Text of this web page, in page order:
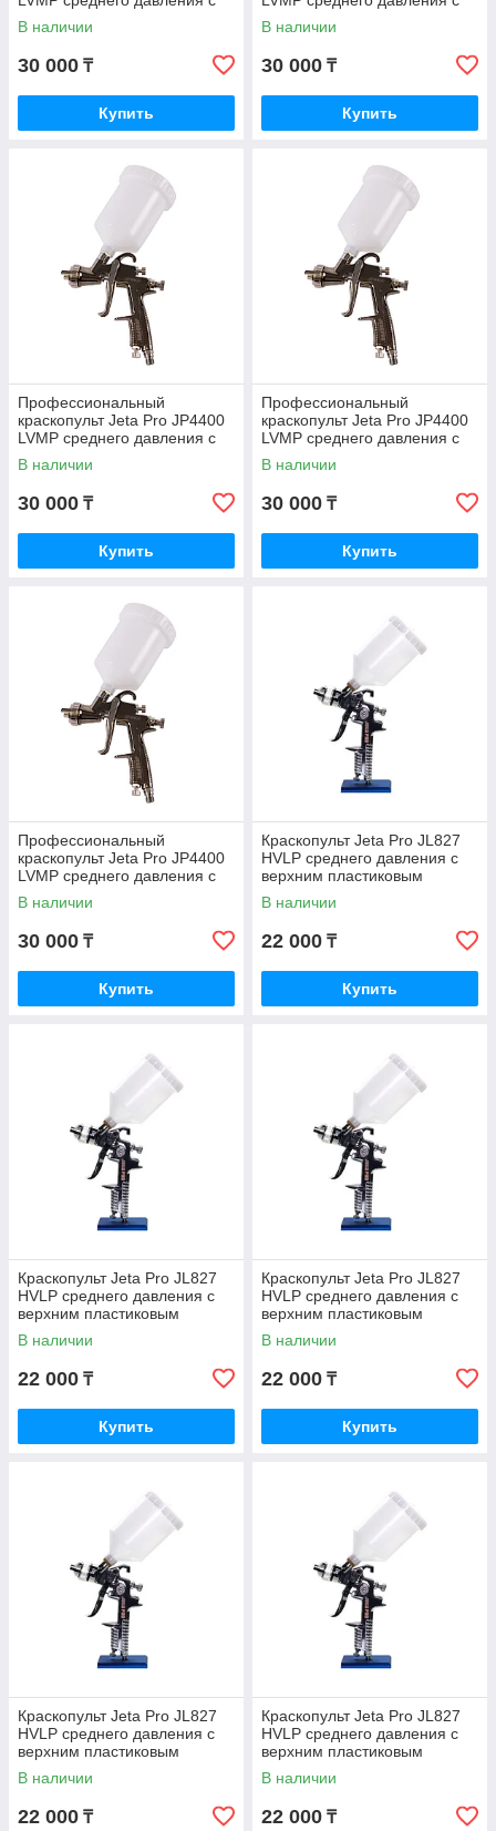
верхним пластиковым
бачком, дюза 1,3 мм
В наличии
30 000 ₸
Купить
верхним пластиковым
бачком, дюза 1,4 мм
В наличии
30 000 ₸
Купить
Профессиональный
краскопульт Jeta Pro JP4400
LVMP среднего давления с
верхним пластиковым
бачком, дюза 2.0 мм
В наличии
30 000 ₸
Купить
Профессиональный
краскопульт Jeta Pro JP4400
LVMP среднего давления с
верхним пластиковым
бачком, дюза 2,5 мм
В наличии
30 000 ₸
Купить
Профессиональный
краскопульт Jeta Pro JP4400
LVMP среднего давления с
верхним пластиковым
бачком, дюза 1,8 мм
В наличии
30 000 ₸
Купить
Краскопульт Jeta Pro JL827
HVLP среднего давления с
верхним пластиковым
бачком, дюза 1.3 мм
В наличии
22 000 ₸
Купить
Краскопульт Jeta Pro JL827
HVLP среднего давления с
верхним пластиковым
бачком, дюза 1,4 мм
В наличии
22 000 ₸
Купить
Краскопульт Jeta Pro JL827
HVLP среднего давления с
верхним пластиковым
бачком, дюза 1.7 мм
В наличии
22 000 ₸
Купить
Краскопульт Jeta Pro JL827
HVLP среднего давления с
верхним пластиковым
бачком, дюза 3.0 мм
В наличии
22 000 ₸
Краскопульт Jeta Pro JL827
HVLP среднего давления с
верхним пластиковым
бачком, дюза 2.0 мм
В наличии
22 000 ₸